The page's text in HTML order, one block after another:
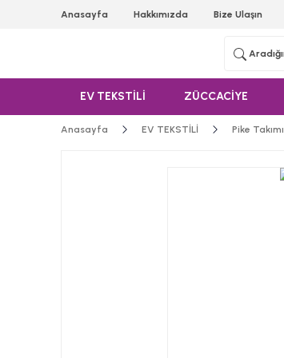
Anasayfa Hakkımızda Bize Ulaşın
EV TEKSTİLİ ZÜCCACİYE
Anasayfa EV TEKSTİLİ Pike Takımı